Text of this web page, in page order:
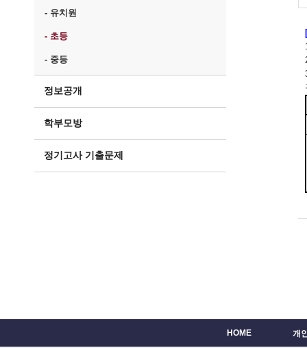
- 유치원
- 초등
- 중등
정보공개
학부모방
정기고사 기출문제
HOME 개